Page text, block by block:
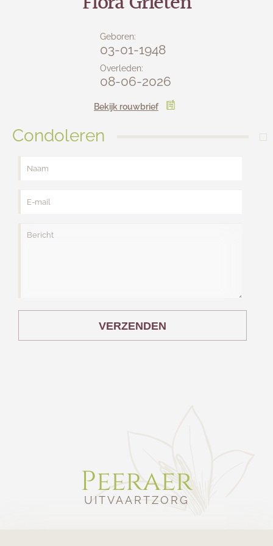
Geboren:
03-01-1948
Overleden:
08-06-2026
Bekijk rouwbrief
Condoleren
VERZENDEN
Peeraer
UITVAARTZORG